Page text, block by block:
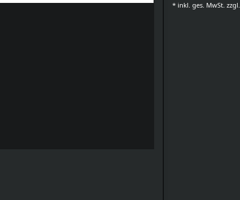
* inkl. ges. MwSt. zzgl.